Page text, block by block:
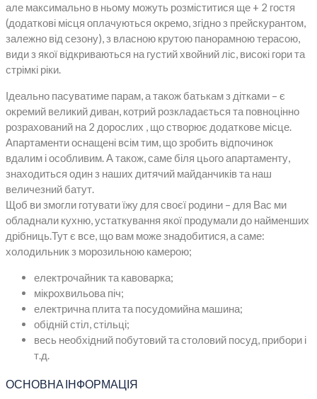
але максимально в ньому можуть розміститися ще + 2 гостя
(додаткові місця оплачуються окремо, згідно з прейскурантом,
залежно від сезону), з власною крутою панорамною терасою,
види з якої відкриваються на густий хвойний ліс, високі гори та
стрімкі ріки.
Ідеально пасуватиме парам, а також батькам з дітками – є
окремий великий диван, котрий розкладається та повноцінно
розрахований на 2 дорослих , що створює додаткове місце.
Апартаменти оснащені всім тим, що зробить відпочинок
вдалим і особливим. А також, саме біля цього апартаменту,
знаходиться один з наших дитячий майданчиків та наш
величезний батут.
Щоб ви змогли готувати їжу для своєї родини – для Вас ми
обладнали кухню, устаткування якої продумали до найменших
дрібниць.Тут є все, що вам може знадобитися, а саме:
холодильник з морозильною камерою;
електрочайник та кавоварка;
мікрохвильова піч;
електрична плита та посудомийна машина;
обідній стіл, стільці;
весь необхідний побутовий та столовий посуд, прибори і
т.д.
ОСНОВНА ІНФОРМАЦІЯ